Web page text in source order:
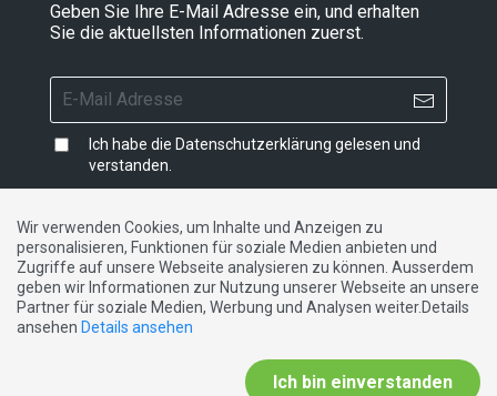
Geben Sie Ihre E-Mail Adresse ein, und erhalten
Sie die aktuellsten Informationen zuerst.
Ich habe die Datenschutzerklärung gelesen und
verstanden.
Impressum|Datenschutzerklärung|Kontakt
DE FR IT
Wir verwenden Cookies, um Inhalte und Anzeigen zu
personalisieren, Funktionen für soziale Medien anbieten und
Zugriffe auf unsere Webseite analysieren zu können. Ausserdem
geben wir Informationen zur Nutzung unserer Webseite an unsere
Partner für soziale Medien, Werbung und Analysen weiter.Details
ansehen Details ansehen
Ich bin einverstanden